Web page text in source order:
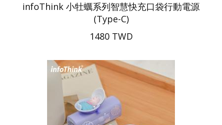
infoThink 小牡蠣系列智慧快充口袋行動電源
(Type-C)
1480 TWD